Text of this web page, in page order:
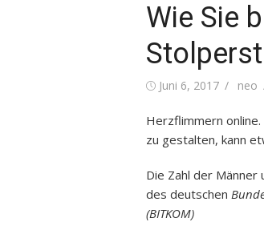
Wie Sie
Posted
Juni 6, 2017 neo
Herzflimmern
zu gestalten, kann
Die Zahl der
des deutschen
(BITKOM)